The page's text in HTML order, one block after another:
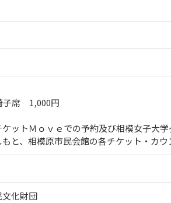
子席 1,000円
ットＭｏｖｅでの予約及び相模女子大
と、相模原市民会館の各チケット・カ
化財団